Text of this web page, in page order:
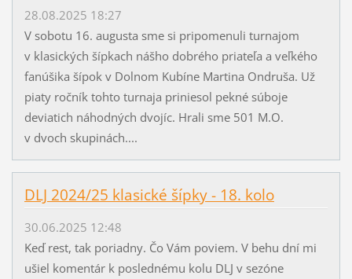
28.08.2025 18:27
V sobotu 16. augusta sme si pripomenuli turnajom
v klasických šípkach nášho dobrého priateľa a veľkého
fanúšika šípok v Dolnom Kubíne Martina Ondruša. Už
piaty ročník tohto turnaja priniesol pekné súboje
deviatich náhodných dvojíc. Hrali sme 501 M.O.
v dvoch skupinách....
DLJ 2024/25 klasické šípky - 18. kolo
30.06.2025 12:48
Keď rest, tak poriadny. Čo Vám poviem. V behu dní mi
ušiel komentár k poslednému kolu DLJ v sezóne